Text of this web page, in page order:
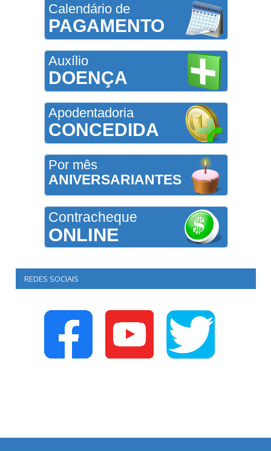
Calendário de
PAGAMENTO
Auxílio
DOENÇA
Apodentadoria
CONCEDIDA
Por mês
ANIVERSARIANTES
Contracheque
ONLINE
REDES SOCIAIS